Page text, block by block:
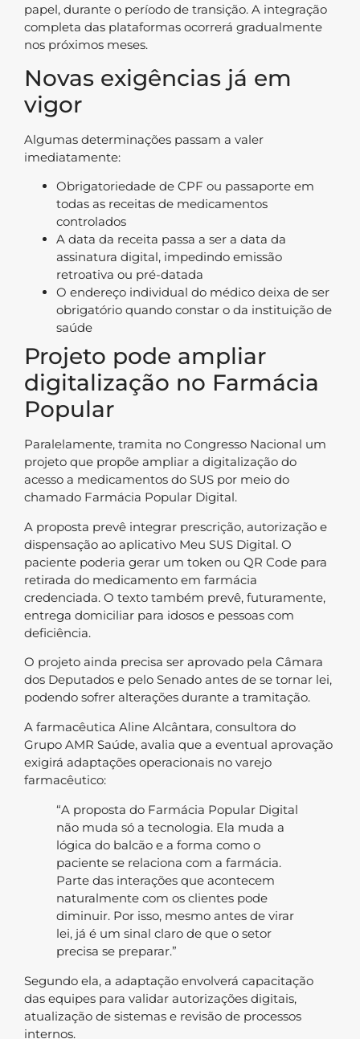
papel, durante o período de transição. A integração
completa das plataformas ocorrerá gradualmente
nos próximos meses.
Novas exigências já em
vigor
Algumas determinações passam a valer
imediatamente:
Obrigatoriedade de CPF ou passaporte em
todas as receitas de medicamentos
controlados
A data da receita passa a ser a data da
assinatura digital, impedindo emissão
retroativa ou pré-datada
O endereço individual do médico deixa de ser
obrigatório quando constar o da instituição de
saúde
Projeto pode ampliar
digitalização no Farmácia
Popular
Paralelamente, tramita no Congresso Nacional um
projeto que propõe ampliar a digitalização do
acesso a medicamentos do SUS por meio do
chamado Farmácia Popular Digital.
A proposta prevê integrar prescrição, autorização e
dispensação ao aplicativo Meu SUS Digital. O
paciente poderia gerar um token ou QR Code para
retirada do medicamento em farmácia
credenciada. O texto também prevê, futuramente,
entrega domiciliar para idosos e pessoas com
deficiência.
O projeto ainda precisa ser aprovado pela Câmara
dos Deputados e pelo Senado antes de se tornar lei,
podendo sofrer alterações durante a tramitação.
A farmacêutica Aline Alcântara, consultora do
Grupo AMR Saúde, avalia que a eventual aprovação
exigirá adaptações operacionais no varejo
farmacêutico:
“A proposta do Farmácia Popular Digital
não muda só a tecnologia. Ela muda a
lógica do balcão e a forma como o
paciente se relaciona com a farmácia.
Parte das interações que acontecem
naturalmente com os clientes pode
diminuir. Por isso, mesmo antes de virar
lei, já é um sinal claro de que o setor
precisa se preparar.”
Segundo ela, a adaptação envolverá capacitação
das equipes para validar autorizações digitais,
atualização de sistemas e revisão de processos
internos.